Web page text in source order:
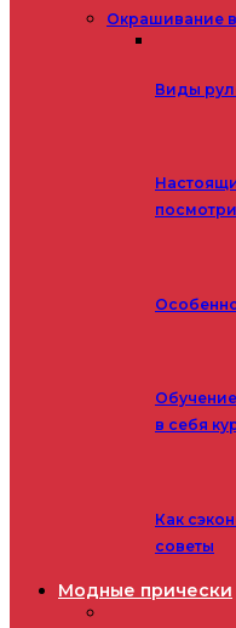
Окрашивание
Виды
в себя
Как
советы
Модные прически